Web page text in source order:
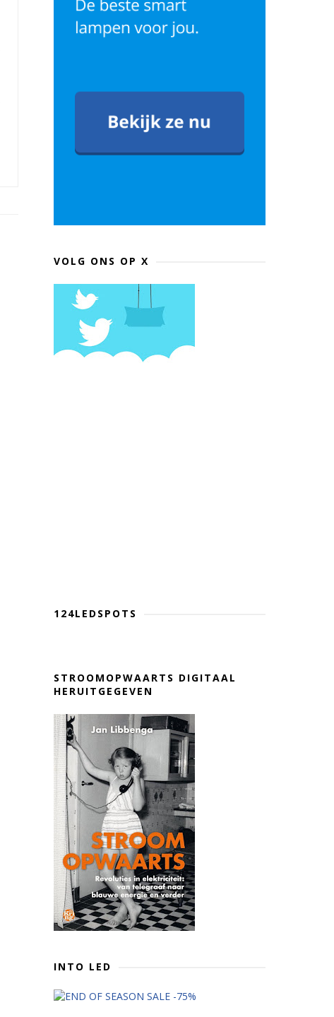
VOLG ONS OP X
124LEDSPOTS
STROOMOPWAARTS DIGITAAL
HERUITGEGEVEN
INTO LED